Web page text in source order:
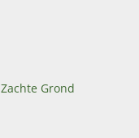
Zachte Grond